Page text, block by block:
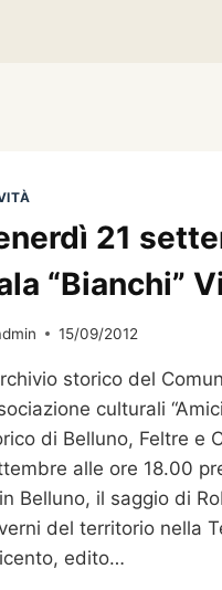
21
“Bianchi”
15/09/2012
storico del
culturali
di Belluno, Feltre e
alle ore 18.00
in Belluno, il saggio di
del territorio nella
edito…